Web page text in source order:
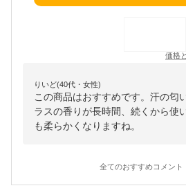
価格
りいど(40代・女性)
この商品はおすすめです。汗の匂
ラスの香りが長時間、続くから使
も柔らかくなりますね。
全てのおすすめコメント